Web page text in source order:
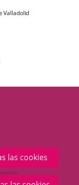
las cookies
Valladolid
aplicación
externa.